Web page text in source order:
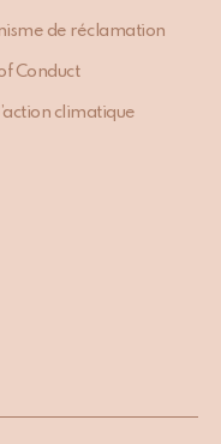
de réclamation
Conduct
climatique